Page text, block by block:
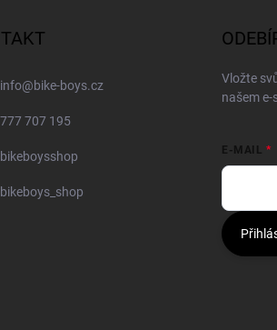
info@bike-boys.cz
777 707 195
bikeboysshop
bikeboys_shop
Vložte
našem e-
E-MAIL